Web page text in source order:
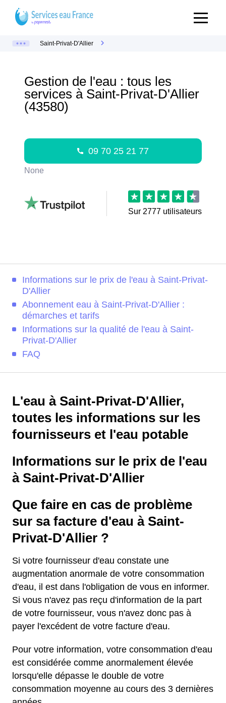
Saint-Privat-D'Allier
Gestion de l'eau : tous les
services à Saint-Privat-D'Allier
(43580)
09 70 25 21 77
None
Sur 2777 utilisateurs
Informations sur le prix de l'eau à Saint-Privat-
D'Allier
Abonnement eau à Saint-Privat-D'Allier :
démarches et tarifs
Informations sur la qualité de l'eau à Saint-
Privat-D'Allier
FAQ
L'eau à Saint-Privat-D'Allier,
toutes les informations sur les
fournisseurs et l'eau potable
Informations sur le prix de l'eau
à Saint-Privat-D'Allier
Que faire en cas de problème
sur sa facture d'eau à Saint-
Privat-D'Allier ?
Si votre fournisseur d'eau constate une
augmentation anormale de votre consommation
d'eau, il est dans l'obligation de vous en informer.
Si vous n'avez pas reçu d'information de la part
de votre fournisseur, vous n'avez donc pas à
payer l'excédent de votre facture d'eau.
Pour votre information, votre consommation d'eau
est considérée comme anormalement élevée
lorsqu'elle dépasse le double de votre
consommation moyenne au cours des 3 dernières